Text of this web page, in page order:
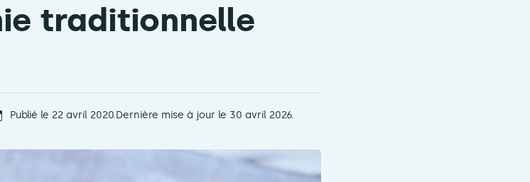
traditionnelle
Publié le 22 avril 2020.Dernière mise à jour le 30 avril 2026.